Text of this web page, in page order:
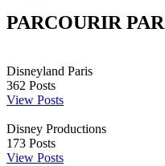
PARCOURIR
Disneyland Paris
362 Posts
View Posts
Disney Productions
173 Posts
View Posts